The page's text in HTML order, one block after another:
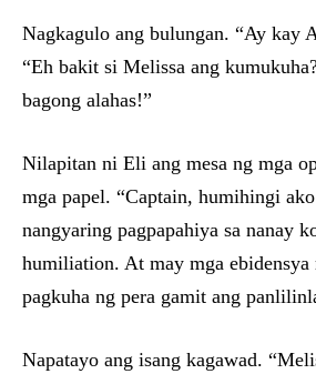
Nagkagulo ang bulungan. “Ay kay
“Eh bakit si Melissa ang
bagong alahas!”
Nilapitan ni Eli ang mesa ng mga
mga papel. “Captain, humihingi
nangyaring pagpapahiya sa nanay
humiliation. At may mga ebidensya
pagkuha ng pera gamit ang
Napatayo ang isang kagawad.